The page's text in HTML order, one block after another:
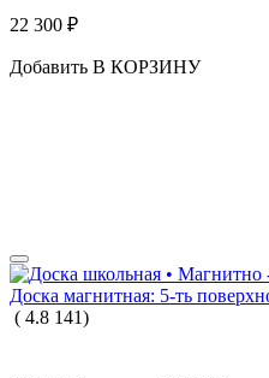
22 300 ₽
Добавить В КОРЗИНУ
Доска магнитная: 5-ть
( 4.8 141)